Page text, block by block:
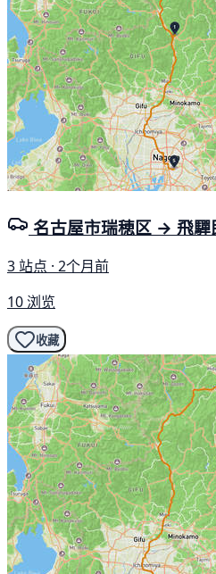
名古屋市瑞穂区 → 飛驒
3 站点 · 2个月前
10 浏览
收藏